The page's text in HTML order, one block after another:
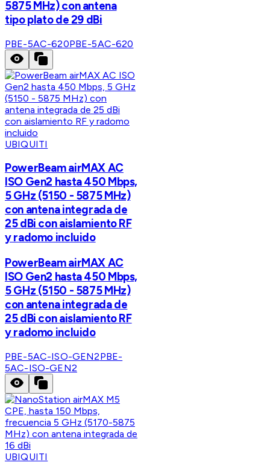
5875 MHz) con antena
tipo plato de 29 dBi
PBE-5AC-620PBE-5AC-620
UBIQUITI
PowerBeam airMAX AC
ISO Gen2 hasta 450 Mbps,
5 GHz (5150 - 5875 MHz)
con antena integrada de
25 dBi con aislamiento RF
y radomo incluido
PowerBeam airMAX AC
ISO Gen2 hasta 450 Mbps,
5 GHz (5150 - 5875 MHz)
con antena integrada de
25 dBi con aislamiento RF
y radomo incluido
PBE-5AC-ISO-GEN2PBE-
5AC-ISO-GEN2
UBIQUITI